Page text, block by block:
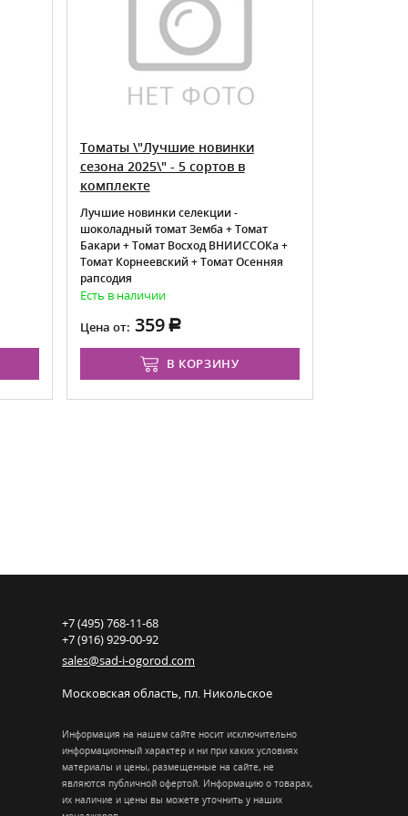
Томаты \"Лучшие новинки
сезона 2025\" - 5 сортов в
комплекте
Лучшие новинки селекции -
шоколадный томат Земба + Томат
Бакари + Томат Восход ВНИИССОКа +
Томат Корнеевский + Томат Осенняя
рапсодия
Есть в наличии
Цена от: 359
В КОРЗИНУ
+7 (495) 768-11-68
+7 (916) 929-00-92
sales@sad-i-ogorod.com
Московская область, пл. Никольcкое
Информация на нашем сайте носит исключительно
информационный характер и ни при каких условиях
материалы и цены, размещенные на сайте, не
являются публичной офертой. Информацию о товарах,
их наличие и цены вы можете уточнить у наших